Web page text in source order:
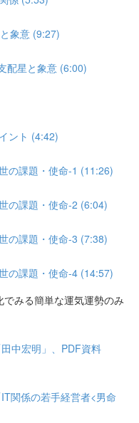
象意 (9:27)
配星と象意 (6:00)
ント (4:42)
の課題・使命-1 (11:26)
の課題・使命-2 (6:04)
の課題・使命-3 (7:38)
の課題・使命-4 (14:57)
みる簡単な運気運勢のみ
中宏明」、PDF資料
関係の若手経営者<男命